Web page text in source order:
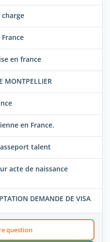
en france
MONTPELLIER
en France.
talent
acte de naissance
DEMANDE DE VISA
question